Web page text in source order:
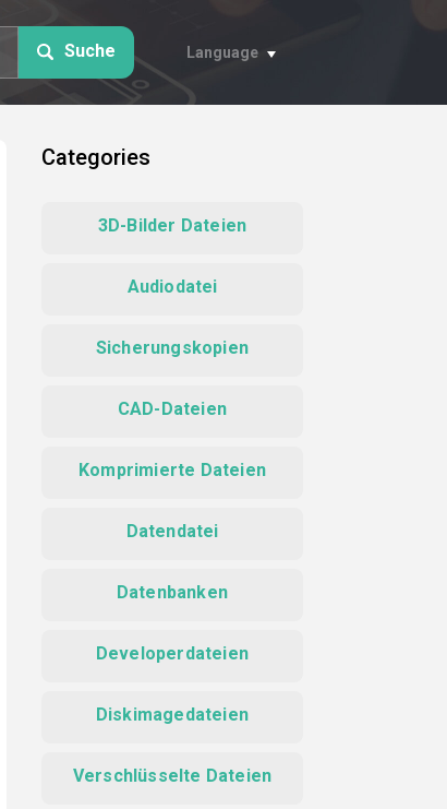
Suche Language
Categories
3D-Bilder Dateien
Audiodatei
Sicherungskopien
CAD-Dateien
Komprimierte Dateien
Datendatei
Datenbanken
Developerdateien
Diskimagedateien
Verschlüsselte Dateien